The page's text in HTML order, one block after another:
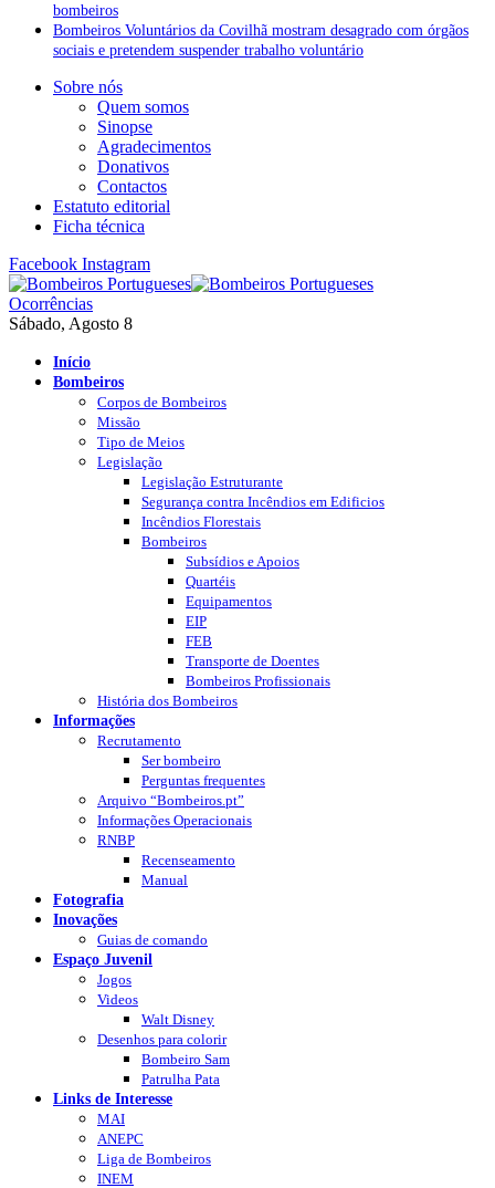
bombeiros
Bombeiros Voluntários da Covilhã mostram desagrado com órgãos
sociais e pretendem suspender trabalho voluntário
Sobre nós
Quem somos
Sinopse
Agradecimentos
Donativos
Contactos
Estatuto editorial
Ficha técnica
Facebook Instagram
Ocorrências
Sábado, Agosto 8
Início
Bombeiros
Corpos de Bombeiros
Missão
Tipo de Meios
Legislação
Legislação Estruturante
Segurança contra Incêndios em Edificios
Incêndios Florestais
Bombeiros
Subsídios e Apoios
Quartéis
Equipamentos
EIP
FEB
Transporte de Doentes
Bombeiros Profissionais
História dos Bombeiros
Informações
Recrutamento
Ser bombeiro
Perguntas frequentes
Arquivo “Bombeiros.pt”
Informações Operacionais
RNBP
Recenseamento
Manual
Fotografia
Inovações
Guias de comando
Espaço Juvenil
Jogos
Videos
Walt Disney
Desenhos para colorir
Bombeiro Sam
Patrulha Pata
Links de Interesse
MAI
ANEPC
Liga de Bombeiros
INEM